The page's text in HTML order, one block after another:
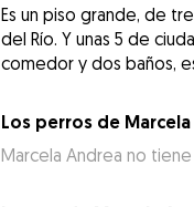
Es un piso grande, de
del Río. Y unas 5 de
comedor y dos baños,
Los perros de
Marcela Andrea no